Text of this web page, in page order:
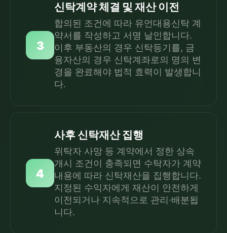
3
신탁계약 체결 및 재산 이전
합의된 조건에 따라 유언대용신탁 계
약서를 작성하고 서명 날인합니다.
이후 부동산의 경우 신탁등기를, 금
융자산의 경우 신탁계좌로의 명의 변
경을 완료해야 법적 효력이 발생합니
다.
4
사후 신탁재산 집행
위탁자 사망 등 계약에서 정한 상속
개시 조건이 충족되면 수탁자가 계약
내용에 따라 신탁재산을 집행합니다.
지정된 수익자에게 재산이 안전하게
이전되거나 지속적으로 관리·배분됩
니다.